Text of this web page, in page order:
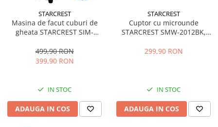
STARCREST
Masina de facut cuburi de
gheata STARCREST SIM-
12Kg/24h, Cos gheata
detasabil, Rezervor apa 0.8 l,
499,90 RON
399,90 RON
IN STOC
ADAUGA IN COS
STARCREST
Cuptor cu microunde
STARCREST SMW-2012BK,
mecanic, 6 Trepte de putere,
299,90 RON
IN STOC
ADAUGA IN COS